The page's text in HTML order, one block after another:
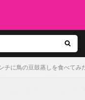
チに鳥の豆鼓蒸しを食べてみ